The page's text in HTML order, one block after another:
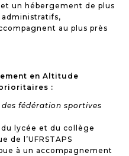
un hébergement de plus
administratifs,
au plus près
en Altitude
:
fédération sportives
lycée et du collège
de l’UFRSTAPS
à un accompagnement